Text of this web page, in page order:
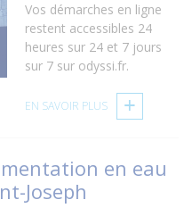
Vos démarches en ligne
restent accessibles 24
heures sur 24 et 7 jours
sur 7 sur odyssi.fr.
EN SAVOIR PLUS
en eau
Joseph